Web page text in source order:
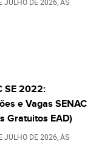
JULHO DE 2026, ÀS
SE 2022:
e Vagas SENAC
Gratuitos EAD)
JULHO DE 2026 , ÀS